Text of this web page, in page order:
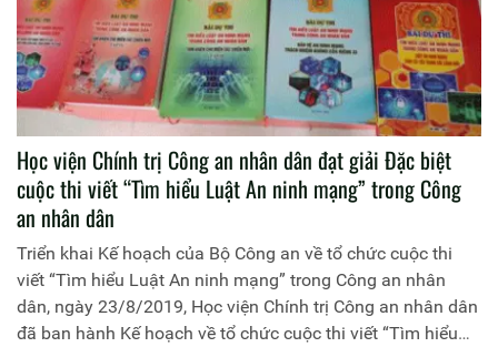
Học viện Chính trị Công an nhân dân đạt giải Đặc biệt
cuộc thi viết “Tìm hiểu Luật An ninh mạng” trong Công
an nhân dân
Triển khai Kế hoạch của Bộ Công an về tổ chức cuộc thi
viết “Tìm hiểu Luật An ninh mạng” trong Công an nhân
dân, ngày 23/8/2019, Học viện Chính trị Công an nhân dân
đã ban hành Kế hoạch về tổ chức cuộc thi viết “Tìm hiểu